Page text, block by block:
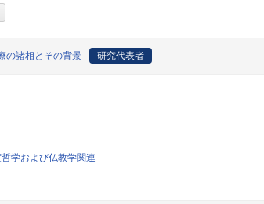
の諸相とその背景 研究代表者
学および仏教学関連